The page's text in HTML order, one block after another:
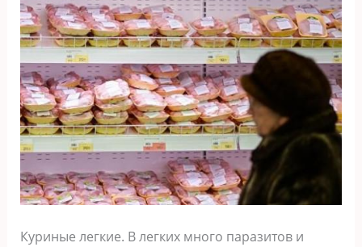
Куриные легкие. В легких много паразитов и